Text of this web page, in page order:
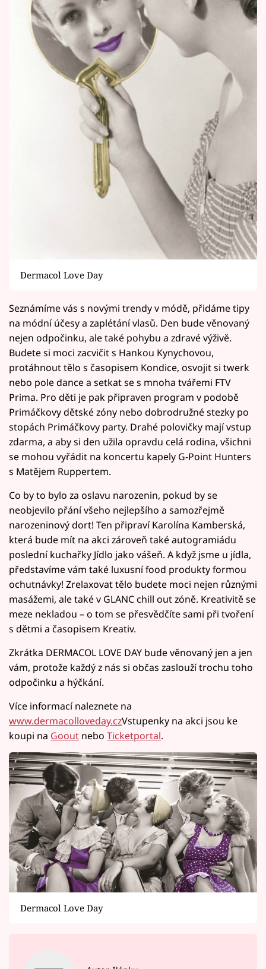
Dermacol Love Day
Seznámíme vás s novými trendy v módě, přidáme tipy
na módní účesy a zaplétání vlasů. Den bude věnovaný
nejen odpočinku, ale také pohybu a zdravé výživě.
Budete si moci zacvičit s Hankou Kynychovou,
protáhnout tělo s časopisem Kondice, osvojit si twerk
nebo pole dance a setkat se s mnoha tvářemi FTV
Prima. Pro děti je pak připraven program v podobě
Primáčkovy dětské zóny nebo dobrodružné stezky po
stopách Primáčkovy party. Drahé polovičky mají vstup
zdarma, a aby si den užila opravdu celá rodina, všichni
se mohou vyřádit na koncertu kapely G-Point Hunters
s Matějem Ruppertem.
Co by to bylo za oslavu narozenin, pokud by se
neobjevilo přání všeho nejlepšího a samozřejmě
narozeninový dort! Ten připraví Karolína Kamberská,
která bude mít na akci zároveň také autogramiádu
poslední kuchařky Jídlo jako vášeň. A když jsme u jídla,
představíme vám také luxusní food produkty formou
ochutnávky! Zrelaxovat tělo budete moci nejen různými
masážemi, ale také v GLANC chill out zóně. Kreativitě se
meze nekladou – o tom se přesvědčíte sami při tvoření
s dětmi a časopisem Kreativ.
Zkrátka DERMACOL LOVE DAY bude věnovaný jen a jen
vám, protože každý z nás si občas zaslouží trochu toho
odpočinku a hýčkání.
Více informací naleznete na
www.dermacolloveday.czVstupenky na akci jsou ke
koupi na Goout nebo Ticketportal.
Dermacol Love Day